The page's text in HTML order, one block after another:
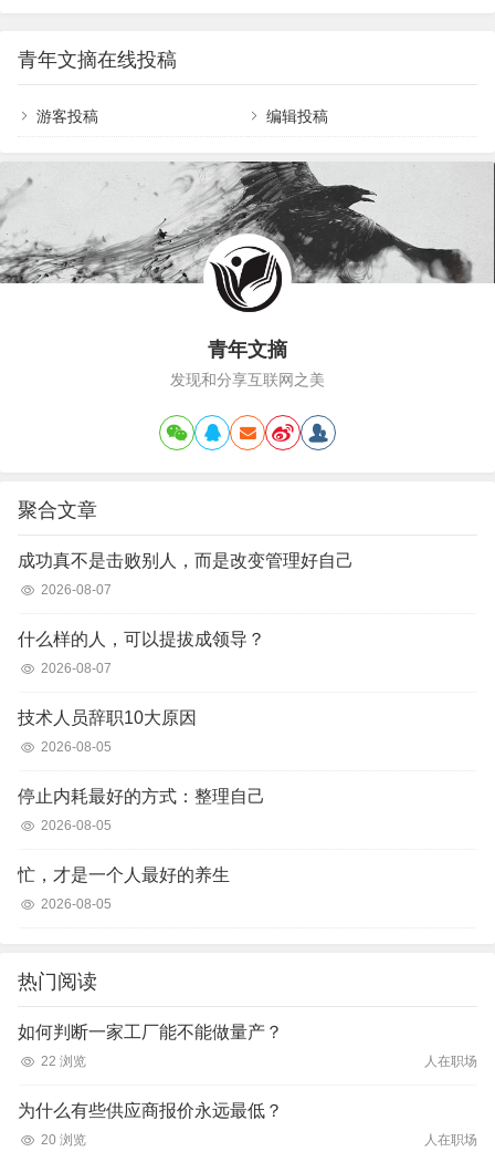
俩，更不是要去骗取别人的宽恕，你必须有责任
感，勇于自责，勇于承认过失，才能够真心地道
歉。 3、用清楚和正确的文字，而非煽动性的文
字 通常，受伤害者要的，…
青年文摘在线投稿
游客投稿 编辑投稿
青年文摘
发现和分享互联网之美
聚合文章
成功真不是击败别人，而是改变管理好自己
2026-08-07
什么样的人，可以提拔成领导？
2026-08-07
技术人员辞职10大原因
2026-08-05
停止内耗最好的方式：整理自己
2026-08-05
忙，才是一个人最好的养生
2026-08-05
热门阅读
如何判断一家工厂能不能做量产？
22 浏览 人在职场
为什么有些供应商报价永远最低？
20 浏览 人在职场